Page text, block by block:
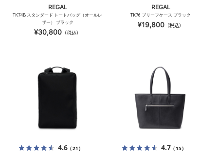
REGAL
TK74B スタンダード トートバッグ（オールレ
ザー） ブラック
¥30,800（税込）
REGAL
TK76 ブリーフケース ブラック
¥19,800（税込）
4.6（21） 4.7（15）